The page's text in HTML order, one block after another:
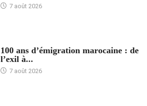
7 août 2026
100 ans d’émigration marocaine : de
l’exil à...
7 août 2026